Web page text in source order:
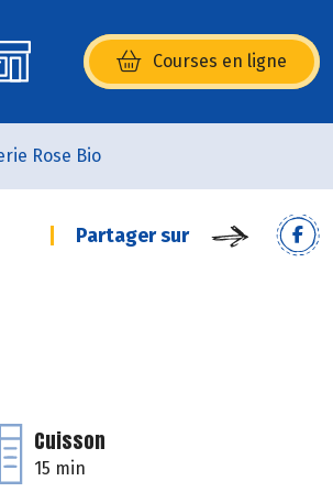
Courses en ligne
(s’ouvre dans une nouvelle
Rose Bio
Partager sur
Cuisson
15 min